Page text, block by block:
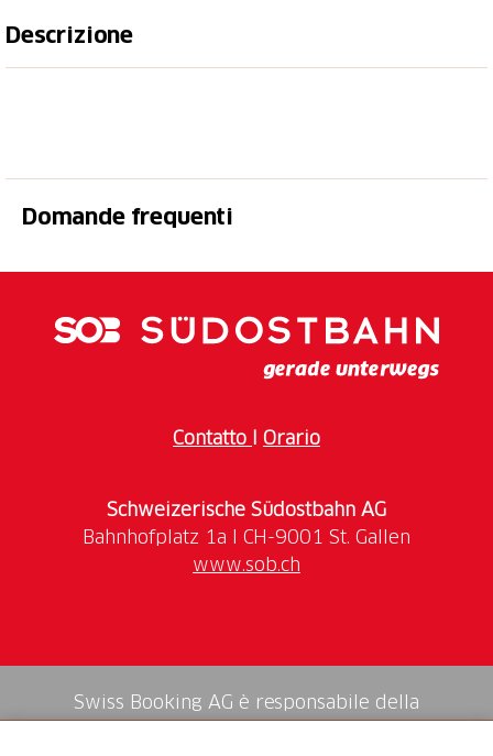
Descrizione
ha lasciate: chi è passato di qui e perché? Solo chi
dell’animale nascosto. Le postazioni interattive
oggetti di confronto, affinché grandi e piccoli
investigatori siano infine pronti ad affrontare gli
enigmi delle tracce nella natura selvaggia.
Domande frequenti
Contatto Orario
Schweizerische Südostbahn AG
www.sob.ch
Swiss Booking AG è responsabile della